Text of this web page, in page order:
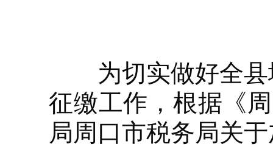
为切实做好全县
征缴工作，根据《
局周口市税务局关